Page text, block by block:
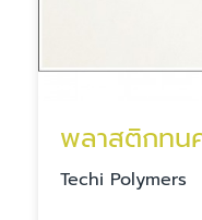
พลาสติกทน
Techi Polymers